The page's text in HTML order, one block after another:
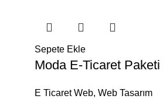
Sepete Ekle
Moda E-Ticaret Paketi
E Ticaret Web, Web Tasarım